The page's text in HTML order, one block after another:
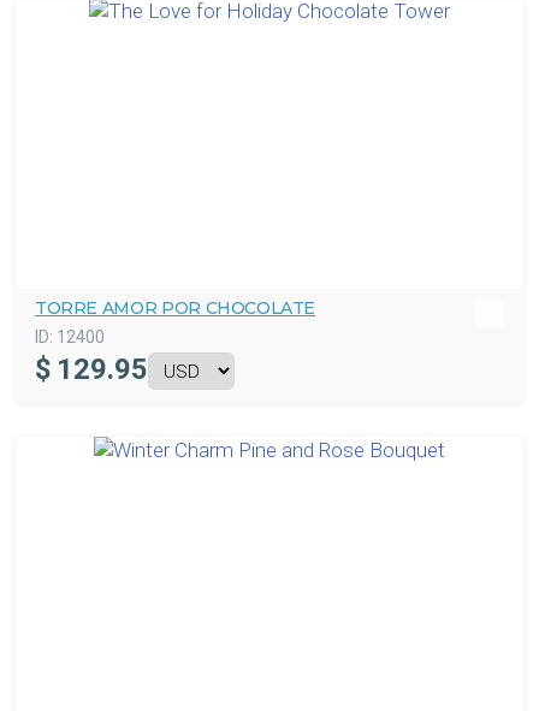
TORRE AMOR POR CHOCOLATE
ID: 12400
$ 129.95